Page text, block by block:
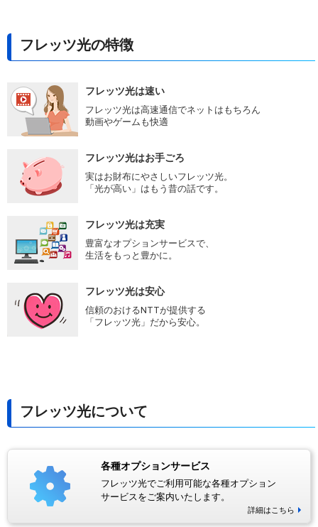
フレッツ光の特徴
フレッツ光は速い
フレッツ光は高速通信でネットはもちろん
動画やゲームも快適
フレッツ光はお手ごろ
実はお財布にやさしいフレッツ光。
「光が高い」はもう昔の話です。
フレッツ光は充実
豊富なオプションサービスで、
生活をもっと豊かに。
フレッツ光は安心
信頼のおけるNTTが提供する
「フレッツ光」だから安心。
フレッツ光について
各種オプションサービス
フレッツ光でご利用可能な各種オプション
サービスをご案内いたします。
詳細はこちら